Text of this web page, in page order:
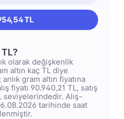
TL
olarak değişkenlik
altın kaç TL diye
gram altın fiyatına
fiyatı 90.940,21 TL, satış
seviyelerindedir. Alış-
tarihinde saat